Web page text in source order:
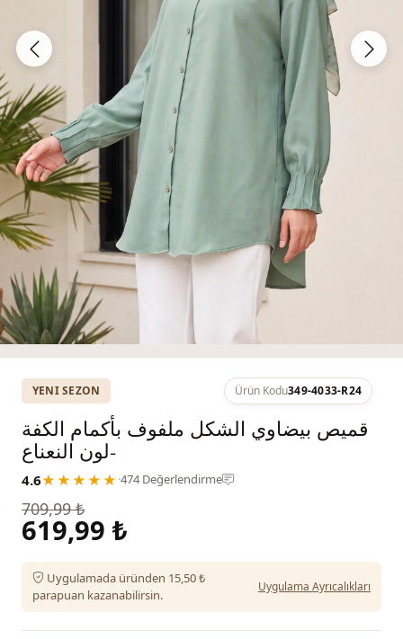
YENI SEZON Ürün Kodu349-4033-R24
قميص بيضاوي الشكل ملفوف بأكمام الكفة
-لون النعناع
4.6★★★★★ ·474 Değerlendirme
709,99 ₺
619,99 ₺
Uygulamada üründen 15,50 ₺
parapuan kazanabilirsin.
Uygulama Ayrıcalıkları